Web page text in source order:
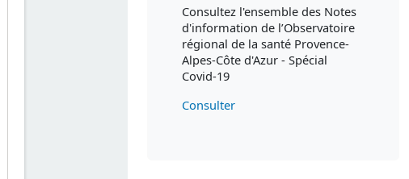
Consultez l'ensemble des Notes
d'information de l’Observatoire
régional de la santé Provence-
Alpes-Côte d'Azur - Spécial
Covid-19
Consulter